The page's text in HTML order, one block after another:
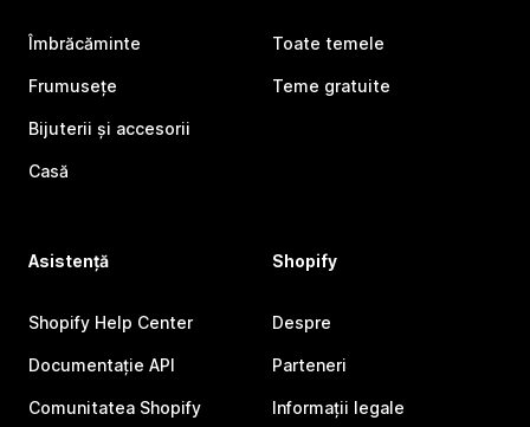
Îmbrăcăminte
Frumusețe
Bijuterii și accesorii
Casă
Toate temele
Teme gratuite
Asistență
Shopify Help Center
Documentație API
Comunitatea Shopify
Shopify
Despre
Parteneri
Informații legale